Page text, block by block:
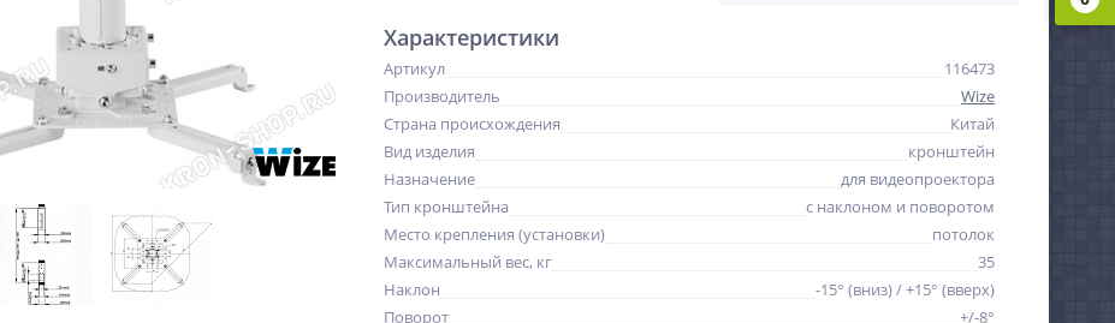
Характеристики
Артикул
116473
Производитель
Wize
Страна происхождения
Китай
Вид изделия
кронштейн
Назначение
для видеопроектора
Тип кронштейна
с наклоном и поворотом
Место крепления (установки)
потолок
Максимальный вес, кг
35
Наклон
-15° (вниз) / +15° (вверх)
Поворот
+/-8°